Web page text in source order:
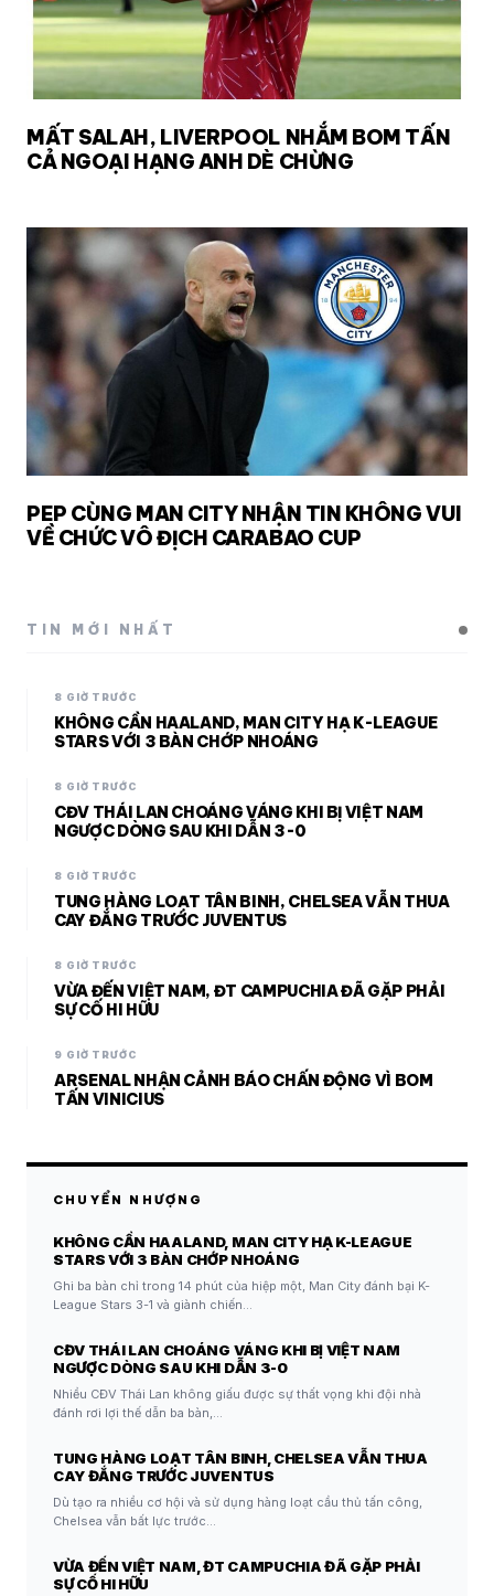
MẤT SALAH, LIVERPOOL NHẮM BOM TẤN
CẢ NGOẠI HẠNG ANH DÈ CHỪNG
PEP CÙNG MAN CITY NHẬN TIN KHÔNG VUI
VỀ CHỨC VÔ ĐỊCH CARABAO CUP
TIN MỚI NHẤT
8 GIỜ TRƯỚC
KHÔNG CẦN HAALAND, MAN CITY HẠ K-LEAGUE
STARS VỚI 3 BÀN CHỚP NHOÁNG
8 GIỜ TRƯỚC
CĐV THÁI LAN CHOÁNG VÁNG KHI BỊ VIỆT NAM
NGƯỢC DÒNG SAU KHI DẪN 3-0
8 GIỜ TRƯỚC
TUNG HÀNG LOẠT TÂN BINH, CHELSEA VẪN THUA
CAY ĐẮNG TRƯỚC JUVENTUS
8 GIỜ TRƯỚC
VỪA ĐẾN VIỆT NAM, ĐT CAMPUCHIA ĐÃ GẶP PHẢI
SỰ CỐ HI HỮU
9 GIỜ TRƯỚC
ARSENAL NHẬN CẢNH BÁO CHẤN ĐỘNG VÌ BOM
TẤN VINICIUS
CHUYỂN NHƯỢNG
KHÔNG CẦN HAALAND, MAN CITY HẠ K-LEAGUE
STARS VỚI 3 BÀN CHỚP NHOÁNG
Ghi ba bàn chỉ trong 14 phút của hiệp một, Man City đánh bại K-
League Stars 3-1 và giành chiến…
CĐV THÁI LAN CHOÁNG VÁNG KHI BỊ VIỆT NAM
NGƯỢC DÒNG SAU KHI DẪN 3-0
Nhiều CĐV Thái Lan không giấu được sự thất vọng khi đội nhà
đánh rơi lợi thế dẫn ba bàn,…
TUNG HÀNG LOẠT TÂN BINH, CHELSEA VẪN THUA
CAY ĐẮNG TRƯỚC JUVENTUS
Dù tạo ra nhiều cơ hội và sử dụng hàng loạt cầu thủ tấn công,
Chelsea vẫn bất lực trước…
VỪA ĐẾN VIỆT NAM, ĐT CAMPUCHIA ĐÃ GẶP PHẢI
SỰ CỐ HI HỮU